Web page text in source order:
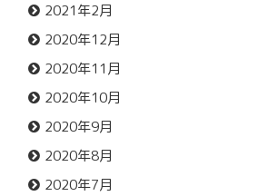
2021年2月
2020年12月
2020年11月
2020年10月
2020年9月
2020年8月
2020年7月